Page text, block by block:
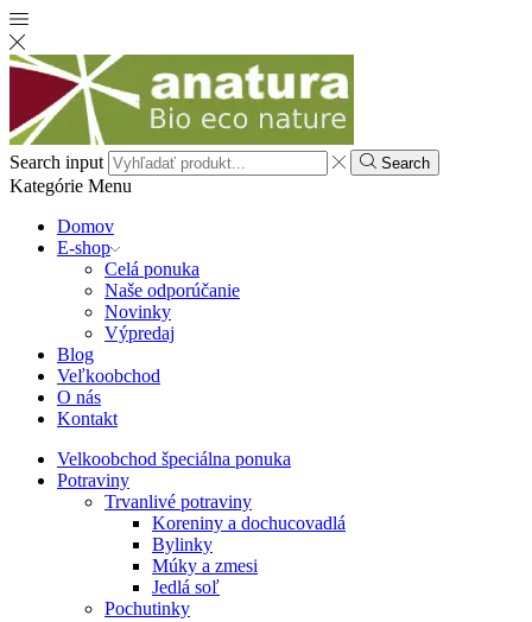
Search input Search
Kategórie Menu
Domov
E-shop
Celá ponuka
Naše odporúčanie
Novinky
Výpredaj
Blog
Veľkoobchod
O nás
Kontakt
Velkoobchod špeciálna ponuka
Potraviny
Trvanlivé potraviny
Koreniny a dochucovadlá
Bylinky
Múky a zmesi
Jedlá soľ
Pochutinky